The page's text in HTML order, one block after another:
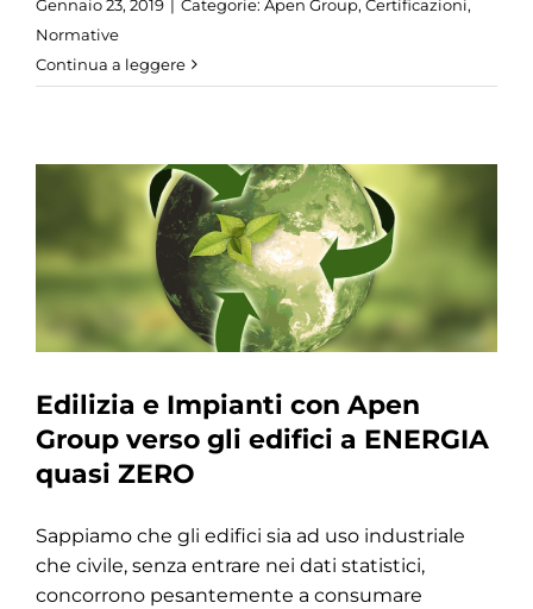
Gennaio 23, 2019 Categorie: Apen Group, Certificazioni,
Normative
Continua a leggere
Edilizia e Impianti con Apen
Group verso gli edifici a ENERGIA
quasi ZERO
Sappiamo che gli edifici sia ad uso industriale
che civile, senza entrare nei dati statistici,
concorrono pesantemente a consumare